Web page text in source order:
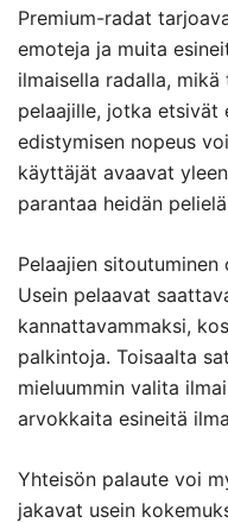
Premium-radat
emoteja ja muita
ilmaisella radalla,
pelaajille, jotka etsivät
edistymisen nopeus
käyttäjät avaavat
parantaa heidän
Pelaajien
Usein pelaavat
kannattavammaksi,
palkintoja. Toisaalta
mieluummin valita
arvokkaita esineitä
Yhteisön palaute voi
jakavat usein